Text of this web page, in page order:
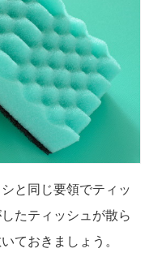
と同じ要領でティッ
たティッシュが散ら
ておきましょう。